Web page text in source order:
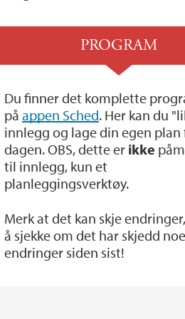
PROGRAM
Du finner det komplette
påappen Sched. Her kan du
innlegg og lage din egen plan
dagen. OBS, dette er ikke
til innlegg, kun et
planleggingsverktøy.
Merk at det kan skje
å sjekke om det har skjedd
endringer siden sist!